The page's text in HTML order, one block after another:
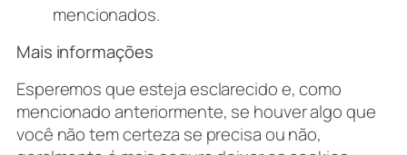
mencionados.
Mais informações
Esperemos que esteja esclarecido e, como
mencionado anteriormente, se houver algo que
você não tem certeza se precisa ou não,